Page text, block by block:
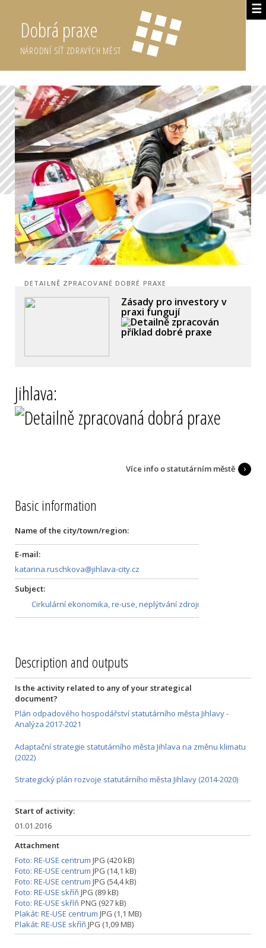
☰
Dobrá praxe
NÁRODNÍ SÍŤ ZDRAVÝCH MĚST
DETAILNĚ ZPRACOVANÉ DOBRÉ PRAXE
Zásady pro investory v
praxi fungují
Jihlava:
Více info o statutárním městě
Basic information
Name of the city/town/region:
E-mail:
katarina.ruschkova@jihlava-city.cz
Subject:
Cirkulární ekonomika, re-use, neplýtvání zdroji
Description and outputs
Is the activity related to any of your strategical
document?
Plán odpadového hospodářství statutárního města Jihlavy -
Analýza 2017-2021
Adaptační strategie statutárního města Jihlava na změnu klimatu
(2022)
Strategický plán rozvoje statutárního města Jihlavy (2014-2020)
Start of activity:
01.01.2016
Attachment
Foto: RE-USE centrum JPG (420 kB)
Foto: RE-USE centrum JPG (14,1 kB)
Foto: RE-USE centrum JPG (54,4 kB)
Foto: RE-USE skříň JPG (89 kB)
Foto: RE-USE skříň PNG (927 kB)
Plakát: RE-USE centrum JPG (1,1 MB)
Plakát: RE-USE skříň JPG (1,09 MB)